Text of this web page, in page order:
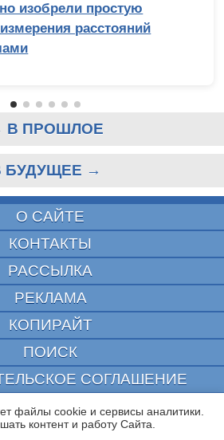
изобрели простую
расстояний
В ПРОШЛОЕ
БУДУЩЕЕ →
О САЙТЕ
КОНТАКТЫ
РАССЫЛКА
РЕКЛАМА
КОПИРАЙТ
ПОИСК
СОГЛАШЕНИЕ
ЗАЩИЩЕНО CURATOR
издание "3ДНьюс" | Свидетельство о
файлы cookie и сервисы аналитики.
контент и работу Cайта.